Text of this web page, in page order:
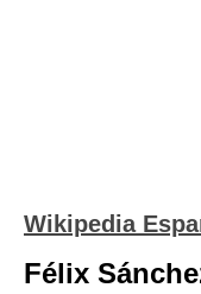
Wikipedia
Félix